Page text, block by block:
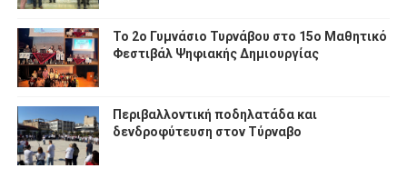
To 2ο Γυμνάσιο Τυρνάβου στο 15ο Μαθητικό
Φεστιβάλ Ψηφιακής Δημιουργίας
Περιβαλλοντική ποδηλατάδα και
δενδροφύτευση στον Τύρναβο